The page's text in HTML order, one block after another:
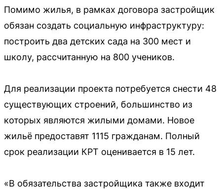
Помимо жилья, в рамках договора застройщик
обязан создать социальную инфраструктуру:
построить два детских сада на 300 мест и
школу, рассчитанную на 800 учеников.
Для реализации проекта потребуется снести 48
существующих строений, большинство из
которых являются жилыми домами. Новое
жильё предоставят 1115 гражданам. Полный
срок реализации КРТ оценивается в 15 лет.
«В обязательства застройщика также входит